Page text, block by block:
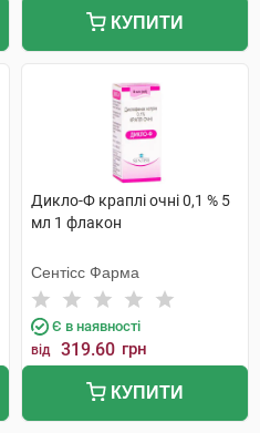
КУПИТИ
Дикло-Ф краплі очні 0,1 % 5
мл 1 флакон
Сентісс Фарма
Є в наявності
від 319.60 грн
КУПИТИ